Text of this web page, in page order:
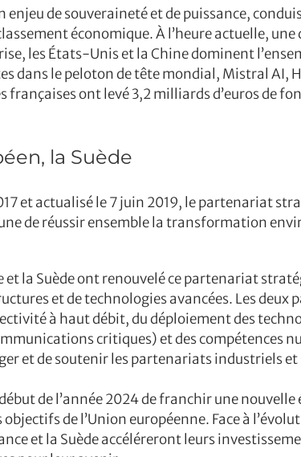
enjeu de souveraineté et de puissance,
économique. À l’heure actuelle,
les États-Unis et la Chine dominent
dans le peloton de tête mondial, Mistral AI,
françaises ont levé 3,2 milliards d’euros de
la Suède
et actualisé le 7 juin 2019, le partenariat
de réussir ensemble la transformation
et la Suède ont renouvelé ce partenariat
et de technologies avancées. Les
à haut débit, du déploiement des
critiques) et des compétences
et de soutenir les partenariats industriels
début de l’année 2024 de franchir une
de l’Union européenne. Face à
et la Suède accéléreront leurs